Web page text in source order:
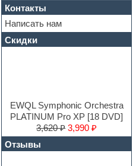
Контакты
Написать нам
Скидки
EWQL Symphonic Orchestra
PLATINUM Pro XP [18 DVD]
3,620 ₽ 3,990 ₽
Отзывы